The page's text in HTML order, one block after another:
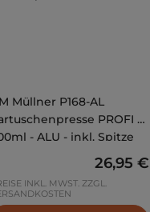
Müllner P168-AL
PROFI -
- ALU - inkl. Spitze
26,95 €
INKL. MWST. ZZGL.